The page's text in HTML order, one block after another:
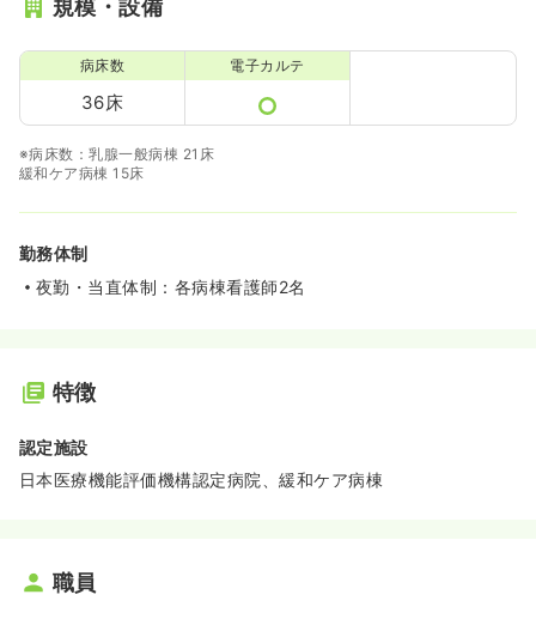
規模・設備
病床数
36床
電子カルテ
※病床数：乳腺一般病棟 21床
緩和ケア病棟 15床
勤務体制
夜勤・当直体制：各病棟看護師2名
特徴
認定施設
日本医療機能評価機構認定病院、緩和ケア病棟
職員